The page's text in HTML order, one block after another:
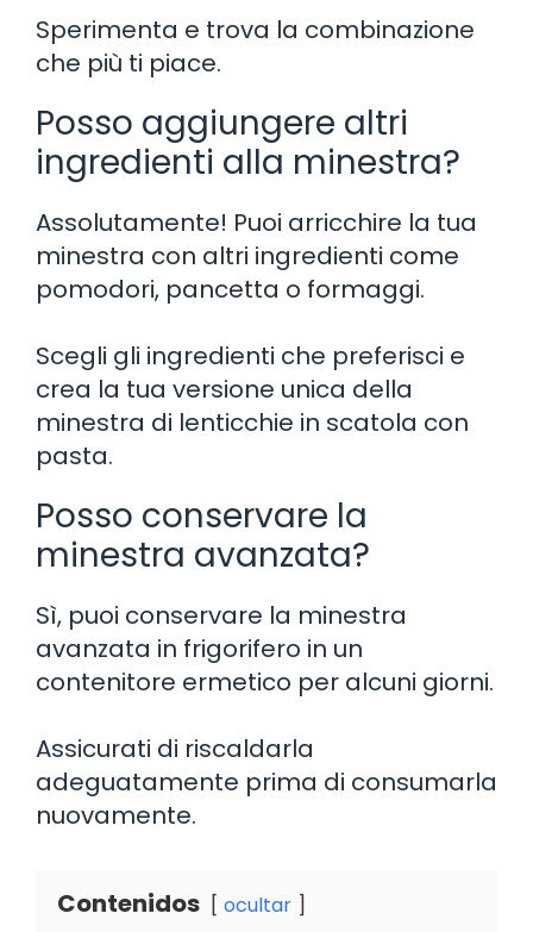
Sperimenta e trova la combinazione
che più ti piace.
Posso aggiungere altri
ingredienti alla minestra?
Assolutamente! Puoi arricchire la tua
minestra con altri ingredienti come
pomodori, pancetta o formaggi.
Scegli gli ingredienti che preferisci e
crea la tua versione unica della
minestra di lenticchie in scatola con
pasta.
Posso conservare la
minestra avanzata?
Sì, puoi conservare la minestra
avanzata in frigorifero in un
contenitore ermetico per alcuni giorni.
Assicurati di riscaldarla
adeguatamente prima di consumarla
nuovamente.
Contenidos ocultar